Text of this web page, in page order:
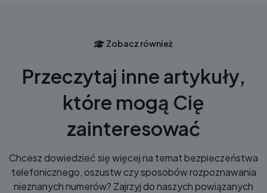
Zobacz również
Przeczytaj inne artykuły,
które mogą Cię
zainteresować
Chcesz dowiedzieć się więcej na temat bezpieczeństwa
telefonicznego, oszustw czy sposobów rozpoznawania
nieznanych numerów? Zajrzyj do naszych powiązanych